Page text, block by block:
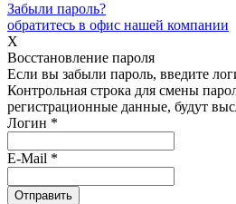
Забыли пароль?
обратитесь в офис нашей компании
X
Восстановление пароля
Если вы забыли пароль, введите
Контрольная строка для смены
регистрационные данные, будут
Логин *
E-Mail *